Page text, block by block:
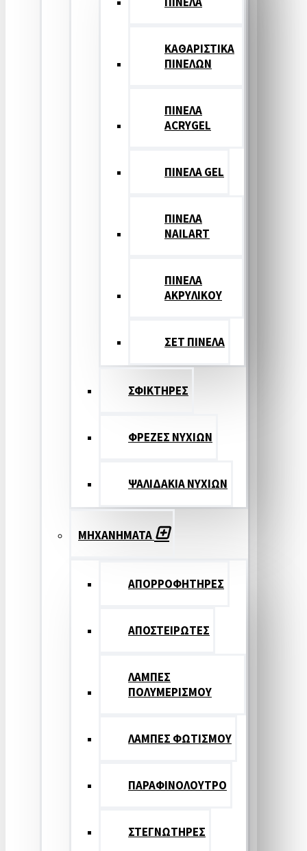
ΚΑΘΑΡΙΣΤΙΚΑ
ΠΙΝΕΛΩΝ
ΠΙΝΕΛΑ
ACRYGEL
ΠΙΝΕΛΑ GEL
ΠΙΝΕΛΑ
NAILART
ΠΙΝΕΛΑ
ΑΚΡΥΛΙΚΟΥ
ΣΕΤ ΠΙΝΕΛA
ΣΦΙΚΤΗΡΕΣ
ΦΡΕΖΕΣ ΝΥΧΙΩΝ
ΨΑΛΙΔΑΚΙΑ ΝΥΧΙΩΝ
ΜΗΧΑΝΗΜΑΤΑ
ΑΠΟΡΡΟΦΗΤΗΡΕΣ
ΑΠΟΣΤΕΙΡΩΤΕΣ
ΛΑΜΠΕΣ
ΠΟΛΥΜΕΡΙΣΜΟΥ
ΛΑΜΠΕΣ ΦΩΤΙΣΜΟΥ
ΠΑΡΑΦΙΝΟΛΟΥΤΡΟ
ΣΤΕΓΝΩΤΗΡΕΣ